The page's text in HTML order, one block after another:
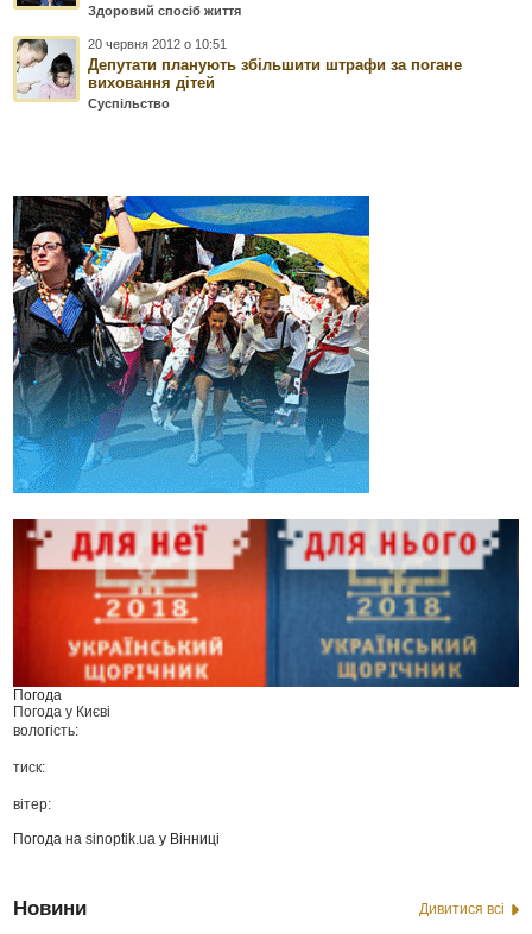
Здоровий спосіб життя
20 червня 2012 о 10:51
Депутати планують збільшити штрафи за погане
виховання дітей
Суспільство
Погода
Погода у Києві
вологість:
тиск:
вітер:
Погода наsinoptik.ua у Вінниці
Новини Дивитися всі